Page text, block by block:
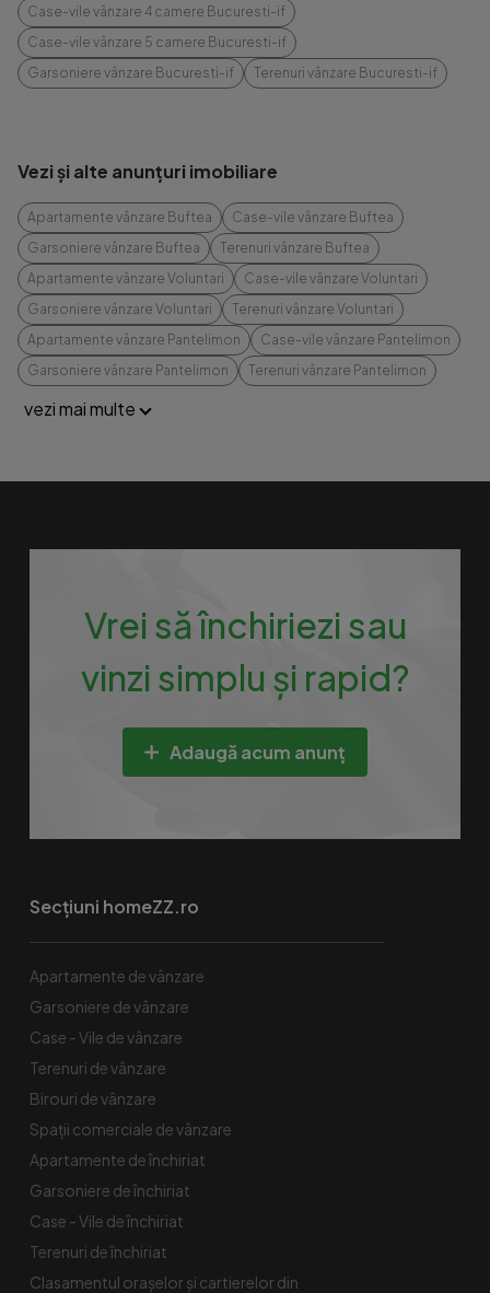
Case-vile vânzare 4 camere Bucuresti-if
Case-vile vânzare 5 camere Bucuresti-if
Garsoniere vânzare Bucuresti-if
Terenuri vânzare Bucuresti-if
Vezi și alte anunțuri imobiliare
Apartamente vânzare Buftea
Case-vile vânzare Buftea
Garsoniere vânzare Buftea
Terenuri vânzare Buftea
Apartamente vânzare Voluntari
Case-vile vânzare Voluntari
Garsoniere vânzare Voluntari
Terenuri vânzare Voluntari
Apartamente vânzare Pantelimon
Case-vile vânzare Pantelimon
Garsoniere vânzare Pantelimon
Terenuri vânzare Pantelimon
vezi mai multe
Vrei să închiriezi sau
vinzi simplu și rapid?
Adaugă acum anunț
Secțiuni homeZZ.ro
Apartamente de vânzare
Garsoniere de vânzare
Case - Vile de vânzare
Terenuri de vânzare
Birouri de vânzare
Spaţii comerciale de vânzare
Apartamente de închiriat
Garsoniere de închiriat
Case - Vile de închiriat
Terenuri de închiriat
Clasamentul orașelor și cartierelor din